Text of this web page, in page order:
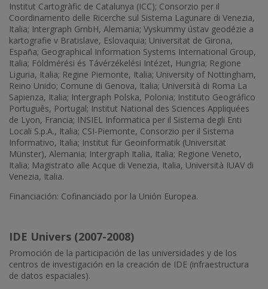
Institut Cartogràfic de Catalunya (ICC); Consorzio per il
Coordinamento delle Ricerche sul Sistema Lagunare di Venezia,
Italia; Intergraph GmbH, Alemania; Vyskummy ústav geodézie a
kartografie v Bratislave, Eslovaquia; Universitat de Girona,
España; Geographical Information Systems International Group,
Italia; Földmérési és Távérzékelési Intézet, Hungria; Regione
Liguria, Italia; Regine Piemonte, Italia; University of Nottingham,
Reino Unido; Comune di Genova, Italia; Università di Roma La
Sapienza, Italia; Intergraph Polska, Polonia; Instituto Geográfico
Português, Portugal; Institut National des Sciences Appliquées
de Lyon, Francia; INSIEL Informatica per il Sistema degli Enti
Locali S.p.A., Italia; CSI-Piemonte, Consorzio per il Sistema
Informativo, Italia; Institut für Geoinformatik (Universität
Münster), Alemania; Intergraph Italia, Italia; Regione Veneto,
Italia; Magistrato alle Acque di Venezia, Italia, Università IUAV di
Venezia, Italia.
Financiación: Cofinanciado por la Unión Europea.
IDE Univers (2007-2008)
Promoción de la participación de las universidades y de los
centros de investigación en la creación de IDE (infraestructura
de datos espaciales).